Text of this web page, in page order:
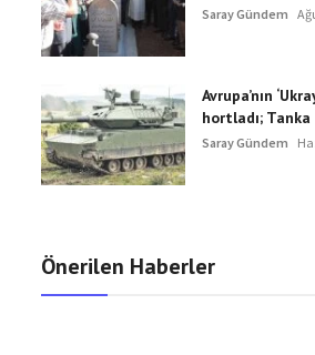
Saray Gündem
Avrupa’nın
hortladı; Tanka
Saray Gündem
Önerilen Haberler